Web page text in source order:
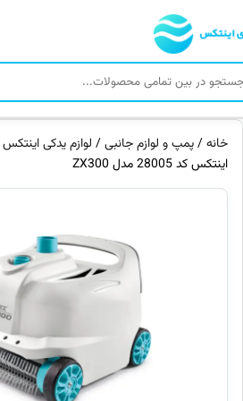
خانه/پمپ و لوازم جانبی/ لوازم یدکی اینتکس
اینتکس کد 28005 مدل ZX300